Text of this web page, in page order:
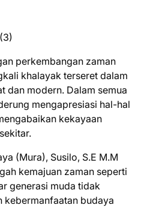
perkembangan zaman
khalayak terseret dalam
dan modern. Dalam semua
mengapresiasi hal-hal
kekayaan
(Mura), Susilo, S.E M.M
kemajuan zaman seperti
generasi muda tidak
kebermanfaatan budaya